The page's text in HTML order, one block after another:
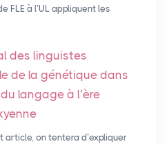
FLE à l’UL appliquent les
des linguistes
de la génétique dans
langage à l’ère
article, on tentera d’expliquer